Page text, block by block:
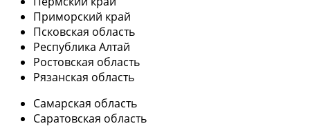
Приморский край
Псковская область
Республика Алтай
Ростовская область
Рязанская область
Самарская область
Саратовская область